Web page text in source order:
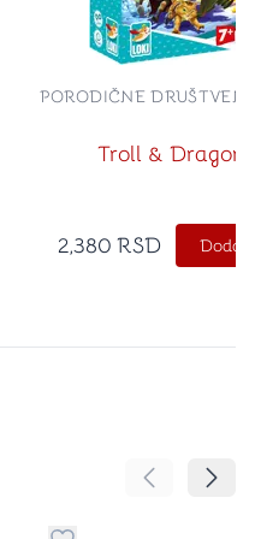
Troll & Dragon
PORODIČNE
2,380 RSD
Pomeranje